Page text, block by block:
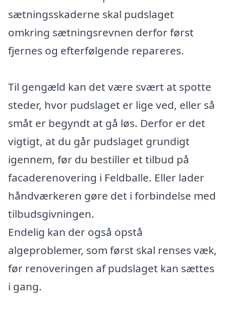
sætningsskaderne skal pudslaget
omkring sætningsrevnen derfor først
fjernes og efterfølgende repareres.
Til gengæld kan det være svært at spotte
steder, hvor pudslaget er lige ved, eller så
småt er begyndt at gå løs. Derfor er det
vigtigt, at du går pudslaget grundigt
igennem, før du bestiller et tilbud på
facaderenovering i Feldballe. Eller lader
håndværkeren gøre det i forbindelse med
tilbudsgivningen.
Endelig kan der også opstå
algeproblemer, som først skal renses væk,
før renoveringen af pudslaget kan sættes
i gang.